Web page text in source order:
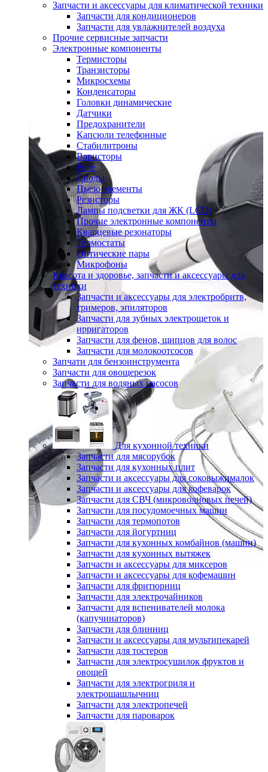
Запчасти и аксессуары для климатической техники
Запчасти для кондиционеров
Запчасти для увлажнителей воздуха
Прочие сервисные запчасти
Электронные компоненты
Термисторы
Транзисторы
Микросхемы
Конденсаторы
Головки динамические
Датчики
Предохранители
Капсюли телефонные
Стабилитроны
Варисторы
Реле
Диоды
Пьезо элементы
Резисторы
Лампы подсветки для ЖК (LCD)
Прочие электронные компоненты
Кварцевые резонаторы
Термостаты
Оптические пары
Микрофоны
Красота и здоровье, запчасти и аксессуары для
техники
Запчасти и аксессуары для электробритв,
тримеров, эпиляторов
Запчасти для зубных электрощеток и
ирригаторов
Запчасти для фенов, щипцов для волос
Запчасти для молокоотсосов
Запчати для бензоинструмента
Запчасти для овощерезок
Запчасти для водяных насосов
Для кухонной техники
Запчасти для мясорубок
Запчасти для кухонных плит
Запчасти и аксессуары для соковыжималок
Запчасти и аксессуары для кофеварок
Запчасти для СВЧ (микроволновых печей)
Запчасти для посудомоечных машин
Запчасти для термопотов
Запчасти для йогуртниц
Запчасти для кухонных комбайнов (машин)
Запчасти для кухонных вытяжек
Запчасти и аксессуары для миксеров
Запчасти и аксессуары для кофемашин
Запчасти для фритюрниц
Запчасти для электрочайников
Запчасти для вспенивателей молока
(капучинаторов)
Запчасти для блинниц
Запчасти и аксессуары для мультипекарей
Запчасти для тостеров
Запчасти для электросушилок фруктов и
овощей
Запчасти для электрогриля и
электрошашлычниц
Запчасти для электропечей
Запчасти для пароварок